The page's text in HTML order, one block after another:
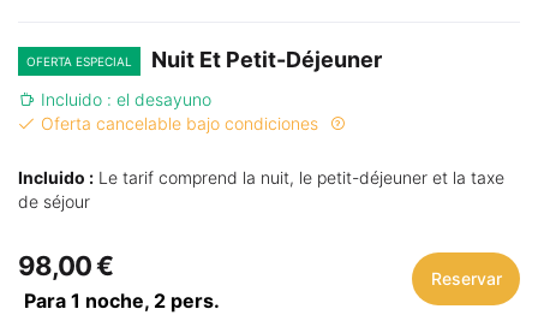
OFERTA ESPECIAL Nuit Et Petit-Déjeuner
Incluido : el desayuno
Oferta cancelable bajo condiciones
Incluido : Le tarif comprend la nuit, le petit-déjeuner et la taxe
de séjour
98,00 €
Para 1 noche, 2 pers.
Reservar